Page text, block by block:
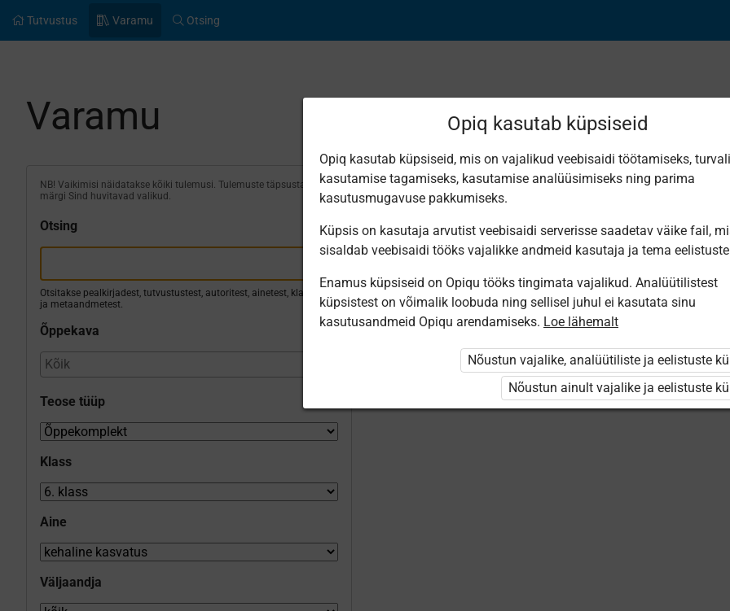
Tutvustus Varamu Otsing
Varamu
NB! Vaikimisi näidatakse kõiki tulemusi. Tulemuste täpsustamiseks
märgi Sind huvitavad valikud.
Otsing
Otsitakse pealkirjadest, tutvustustest, autoritest, ainetest, klassidest
ja metaandmetest.
Õppekava
Teose tüüp
Klass
Aine
Väljaandja
Leiti 1 vaste
Kehalise
kasvatuse
Opiq kasutab küpsiseid
Opiq kasutab küpsiseid, mis on vajalikud veebisaidi töötamiseks,
kasutamise tagamiseks, kasutamise analüüsimiseks ning parima
kasutusmugavuse pakkumiseks.
Küpsis on kasutaja arvutist veebisaidi serverisse saadetav väike fail,
sisaldab veebisaidi tööks vajalikke andmeid kasutaja ja tema
Enamus küpsiseid on Opiqu tööks tingimata vajalikud. Analüütilistest
küpsistest on võimalik loobuda ning sellisel juhul ei kasutata sinu
kasutusandmeid Opiqu arendamiseks. Loe lähemalt
Nõustun vajalike, analüütiliste ja eelistuste
Nõustun ainult vajalike ja eelistuste